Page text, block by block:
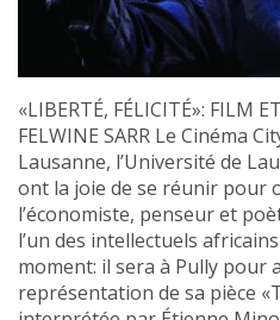
«LIBERTÉ, FÉLICITÉ»: FILM
FELWINE SARR Le Cinéma
Lausanne, l’Université de
ont la joie de se réunir pour
l’économiste, penseur et
l’un des intellectuels
moment: il sera à Pully pour
représentation de sa pièce